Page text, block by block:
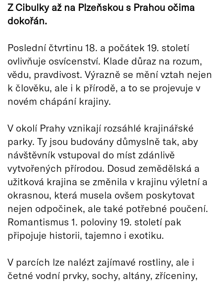
Z Cibulky až na Plzeňskou s Prahou očima
dokořán.
Poslední čtvrtinu 18. a počátek 19. století
ovlivňuje osvícenství. Klade důraz na rozum,
vědu, pravdivost. Výrazně se mění vztah nejen
k člověku, ale i k přírodě, a to se projevuje v
novém chápání krajiny.
V okolí Prahy vznikají rozsáhlé krajinářské
parky. Ty jsou budovány důmyslně tak, aby
návštěvník vstupoval do míst zdánlivě
vytvořených přírodou. Dosud zemědělská a
užitková krajina se změnila v krajinu výletní a
okrasnou, která musela ovšem poskytovat
nejen odpočinek, ale také potřebné poučení.
Romantismus 1. poloviny 19. století pak
připojuje historii, tajemno i exotiku.
V parcích lze nalézt zajímavé rostliny, ale i
četné vodní prvky, sochy, altány, zříceniny,